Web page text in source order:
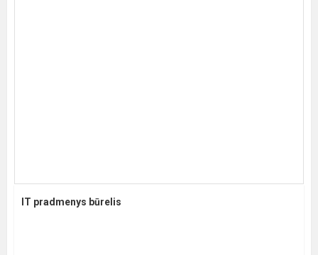
IT pradmenys būrelis